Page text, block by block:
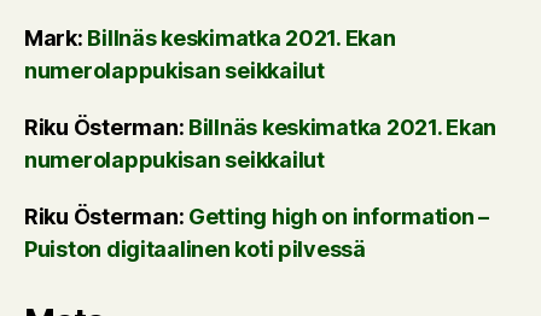
Mark: Billnäs keskimatka 2021. Ekan
numerolappukisan seikkailut
Riku Österman: Billnäs keskimatka 2021. Ekan
numerolappukisan seikkailut
Riku Österman: Getting high on information –
Puiston digitaalinen koti pilvessä